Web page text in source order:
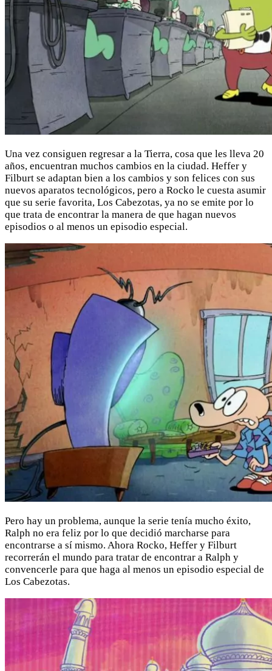
Una vez consiguen regresar a la Tierra, cosa que les lleva 20
años, encuentran muchos cambios en la ciudad. Heffer y
Filburt se adaptan bien a los cambios y son felices con sus
nuevos aparatos tecnológicos, pero a Rocko le cuesta asumir
que su serie favorita, Los Cabezotas, ya no se emite por lo
que trata de encontrar la manera de que hagan nuevos
episodios o al menos un episodio especial.
Pero hay un problema, aunque la serie tenía mucho éxito,
Ralph no era feliz por lo que decidió marcharse para
encontrarse a sí mismo. Ahora Rocko, Heffer y Filburt
recorrerán el mundo para tratar de encontrar a Ralph y
convencerle para que haga al menos un episodio especial de
Los Cabezotas.